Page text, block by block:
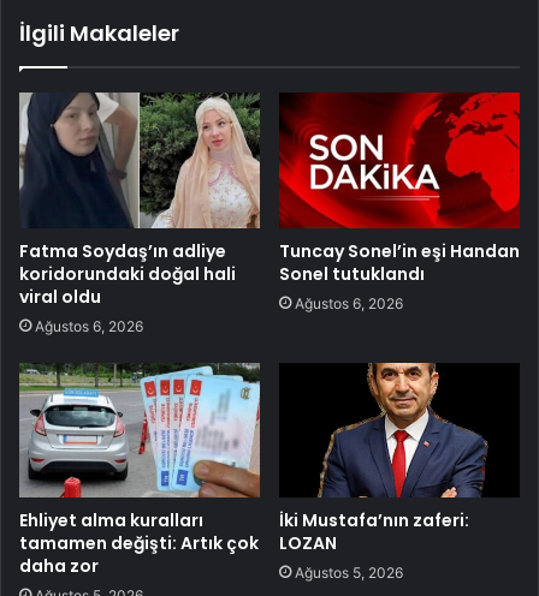
İlgili Makaleler
Fatma Soydaş’ın adliye
koridorundaki doğal hali
viral oldu
Ağustos 6, 2026
Tuncay Sonel’in eşi Handan
Sonel tutuklandı
Ağustos 6, 2026
Ehliyet alma kuralları
tamamen değişti: Artık çok
daha zor
İki Mustafa’nın zaferi:
LOZAN
Ağustos 5, 2026